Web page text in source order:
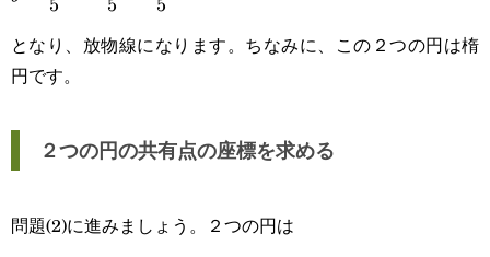
y=\frac{4}
{5}x^2-
{5}x+\frac{2}
{5}
5 5 5
となり、放物線になります。ちなみに、この２つの円は楕
円です。
２つの円の共有点の座標を求める
問題(2)に進みましょう。２つの円は